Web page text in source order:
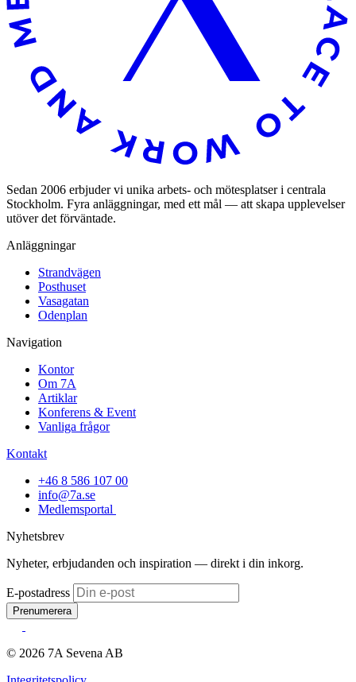
Sedan 2006 erbjuder vi unika arbets- och mötesplatser i centrala
Stockholm. Fyra anläggningar, med ett mål — att skapa upplevelser
utöver det förväntade.
Anläggningar
Strandvägen
Posthuset
Vasagatan
Odenplan
Navigation
Kontor
Om 7A
Artiklar
Konferens & Event
Vanliga frågor
Kontakt
+46 8 586 107 00
info@7a.se
Medlemsportal
Nyhetsbrev
Nyheter, erbjudanden och inspiration — direkt i din inkorg.
E-postadress
Prenumerera
© 2026 7A Sevena AB